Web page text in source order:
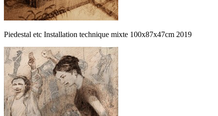
Piedestal etc Installation technique mixte 100x87x47cm 2019